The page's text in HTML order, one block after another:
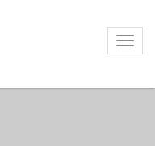
Toggle
Toggle